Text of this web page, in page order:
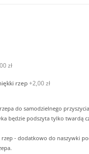
zł
rzep+2,00 zł
do samodzielnego przyszycia,
będzie podszyta tylko twardą
rzep - dodatkowo do naszywki